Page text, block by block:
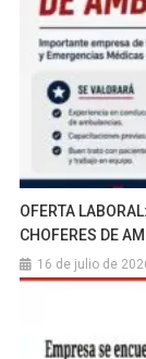
OFERTA
CHOFERES DE
16 de julio de